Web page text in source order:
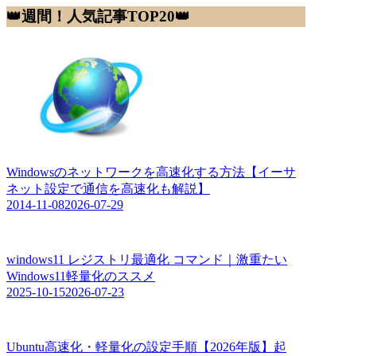
👑週間！人気記事TOP20👑
Windowsのネットワークを高速化する方法【イーサ
ネット設定で通信を高速化も解説】
2014-11-082026-07-29
windows11 レジストリ最適化 コマンド｜激重たい
Windows11軽量化のススメ
2025-10-152026-07-23
Ubuntu高速化・軽量化の設定手順【2026年版】起